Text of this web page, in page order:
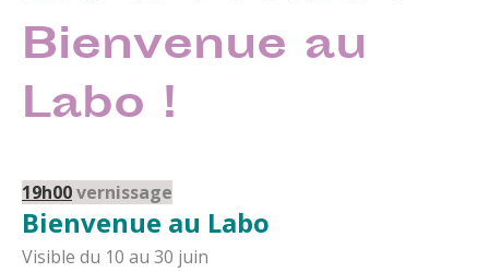
Bienvenue au
Labo !
19h00vernissage
Bienvenue au Labo
Visible du 10 au 30 juin